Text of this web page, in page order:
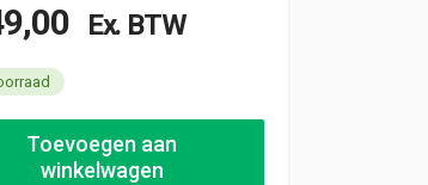
Ex. BTW
bedrijfswageninrichting gebruikt (nr 2577)
Toevoegen aan
winkelwagen